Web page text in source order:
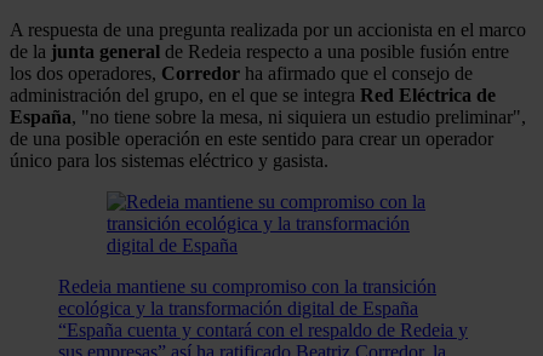
A respuesta de una pregunta realizada por un accionista en el marco
de la junta general de Redeia respecto a una posible fusión entre
los dos operadores, Corredor ha afirmado que el consejo de
administración del grupo, en el que se integra Red Eléctrica de
España, "no tiene sobre la mesa, ni siquiera un estudio preliminar",
de una posible operación en este sentido para crear un operador
único para los sistemas eléctrico y gasista.
Redeia mantiene su compromiso con la transición
ecológica y la transformación digital de España
“España cuenta y contará con el respaldo de Redeia y
sus empresas” así ha ratificado Beatriz Corredor, la